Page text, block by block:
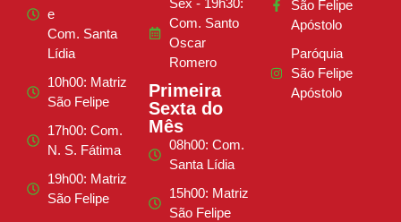
e
Com. Santa
Lídia
10h00: Matriz
São Felipe
17h00: Com.
N. S. Fátima
19h00: Matriz
São Felipe
Sex - 19h30:
Com. Santo
Oscar
Romero
Primeira
Sexta do
Mês
08h00: Com.
Santa Lídia
15h00: Matriz
São Felipe
São Felipe
Apóstolo
Paróquia
São Felipe
Apóstolo